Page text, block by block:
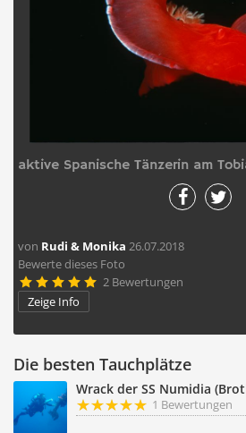
aktive Spanische Tänzerin am
von Rudi & Monika 26.07.2018
Bewerte dieses Foto
     2 Bewertungen
Zeige Info
Die besten Tauchplätze
Wrack der SS Numidia
1 Bewertungen